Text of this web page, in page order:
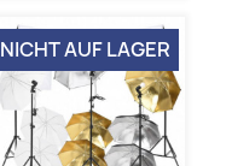
NICHT AUF LAGER